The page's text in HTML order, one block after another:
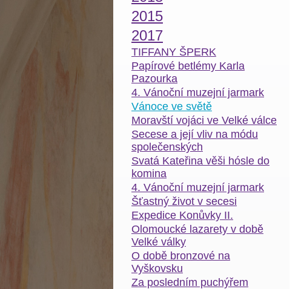
2015
2017
TIFFANY ŠPERK
Papírové betlémy Karla
Pazourka
4. Vánoční muzejní jarmark
Vánoce ve světě
Moravští vojáci ve Velké válce
Secese a její vliv na módu
společenských
Svatá Kateřina věši hósle do
komina
4. Vánoční muzejní jarmark
Šťastný život v secesi
Expedice Konůvky II.
Olomoucké lazarety v době
Velké války
O době bronzové na
Vyškovsku
Za posledním puchýřem